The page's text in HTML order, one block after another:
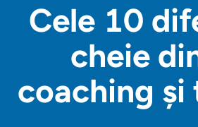
Cele 10
cheie
coaching și